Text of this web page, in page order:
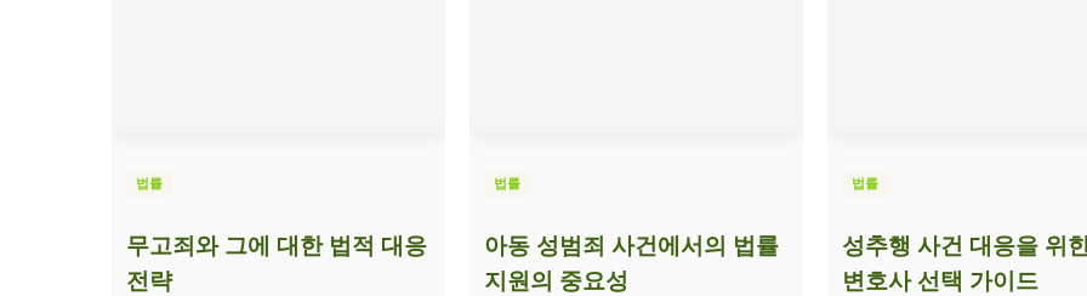
법률
무고죄와 그에 대한 법적 대응
전략
법률
아동 성범죄 사건에서의 법률
지원의 중요성
법률
성추행 사건 대응을 위
변호사 선택 가이드